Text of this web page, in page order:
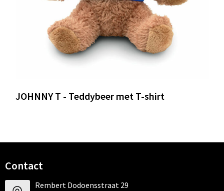
JOHNNY T - Teddybeer met T-shirt
Contact
Rembert Dodoensstraat 29